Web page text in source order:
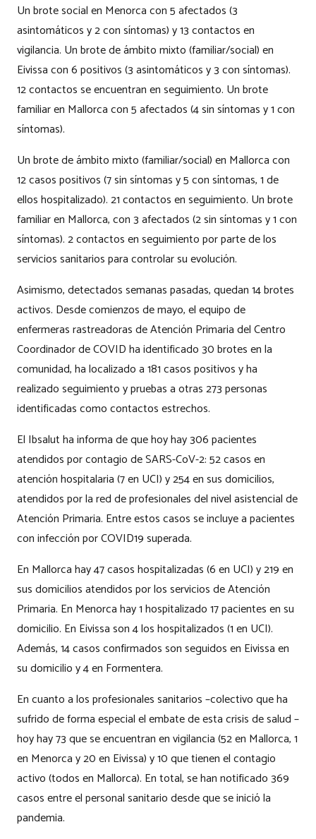
Un brote social en Menorca con 5 afectados (3
asintomáticos y 2 con síntomas) y 13 contactos en
vigilancia. Un brote de ámbito mixto (familiar/social) en
Eivissa con 6 positivos (3 asintomáticos y 3 con síntomas).
12 contactos se encuentran en seguimiento. Un brote
familiar en Mallorca con 5 afectados (4 sin síntomas y 1 con
síntomas).
Un brote de ámbito mixto (familiar/social) en Mallorca con
12 casos positivos (7 sin síntomas y 5 con síntomas, 1 de
ellos hospitalizado). 21 contactos en seguimiento. Un brote
familiar en Mallorca, con 3 afectados (2 sin síntomas y 1 con
síntomas). 2 contactos en seguimiento por parte de los
servicios sanitarios para controlar su evolución.
Asimismo, detectados semanas pasadas, quedan 14 brotes
activos. Desde comienzos de mayo, el equipo de
enfermeras rastreadoras de Atención Primaria del Centro
Coordinador de COVID ha identificado 30 brotes en la
comunidad, ha localizado a 181 casos positivos y ha
realizado seguimiento y pruebas a otras 273 personas
identificadas como contactos estrechos.
El Ibsalut ha informa de que hoy hay 306 pacientes
atendidos por contagio de SARS-CoV-2: 52 casos en
atención hospitalaria (7 en UCI) y 254 en sus domicilios,
atendidos por la red de profesionales del nivel asistencial de
Atención Primaria. Entre estos casos se incluye a pacientes
con infección por COVID19 superada.
En Mallorca hay 47 casos hospitalizadas (6 en UCI) y 219 en
sus domicilios atendidos por los servicios de Atención
Primaria. En Menorca hay 1 hospitalizado 17 pacientes en su
domicilio. En Eivissa son 4 los hospitalizados (1 en UCI).
Además, 14 casos confirmados son seguidos en Eivissa en
su domicilio y 4 en Formentera.
En cuanto a los profesionales sanitarios –colectivo que ha
sufrido de forma especial el embate de esta crisis de salud –
hoy hay 73 que se encuentran en vigilancia (52 en Mallorca, 1
en Menorca y 20 en Eivissa) y 10 que tienen el contagio
activo (todos en Mallorca). En total, se han notificado 369
casos entre el personal sanitario desde que se inició la
pandemia.